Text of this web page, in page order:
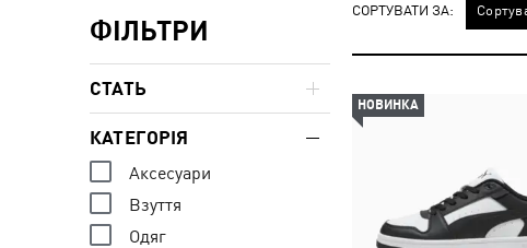
СОРТУВАТИ ЗА:
НОВИНКА
ФІЛЬТРИ
СТАТЬ
КАТЕГОРІЯ
Аксесуари
Взуття
Одяг